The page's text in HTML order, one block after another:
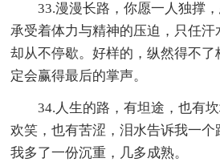
33.漫漫长路，你愿一人独撑
承受着体力与精神的压迫，只任
却从不停歇。好样的，纵然得不了
定会赢得最后的掌声。
34.人生的路，有坦途，也有
欢笑，也有苦涩，泪水告诉我一
我多了一份沉重，几多成熟。